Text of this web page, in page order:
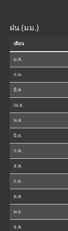
ฝน (มม.)
เดือน
ม.ค.
ก.พ.
มี.ค.
เม.ย.
พ.ค.
มิ.ย.
ก.ค.
ส.ค.
ก.ย.
ต.ค.
พ.ย.
ธ.ค.